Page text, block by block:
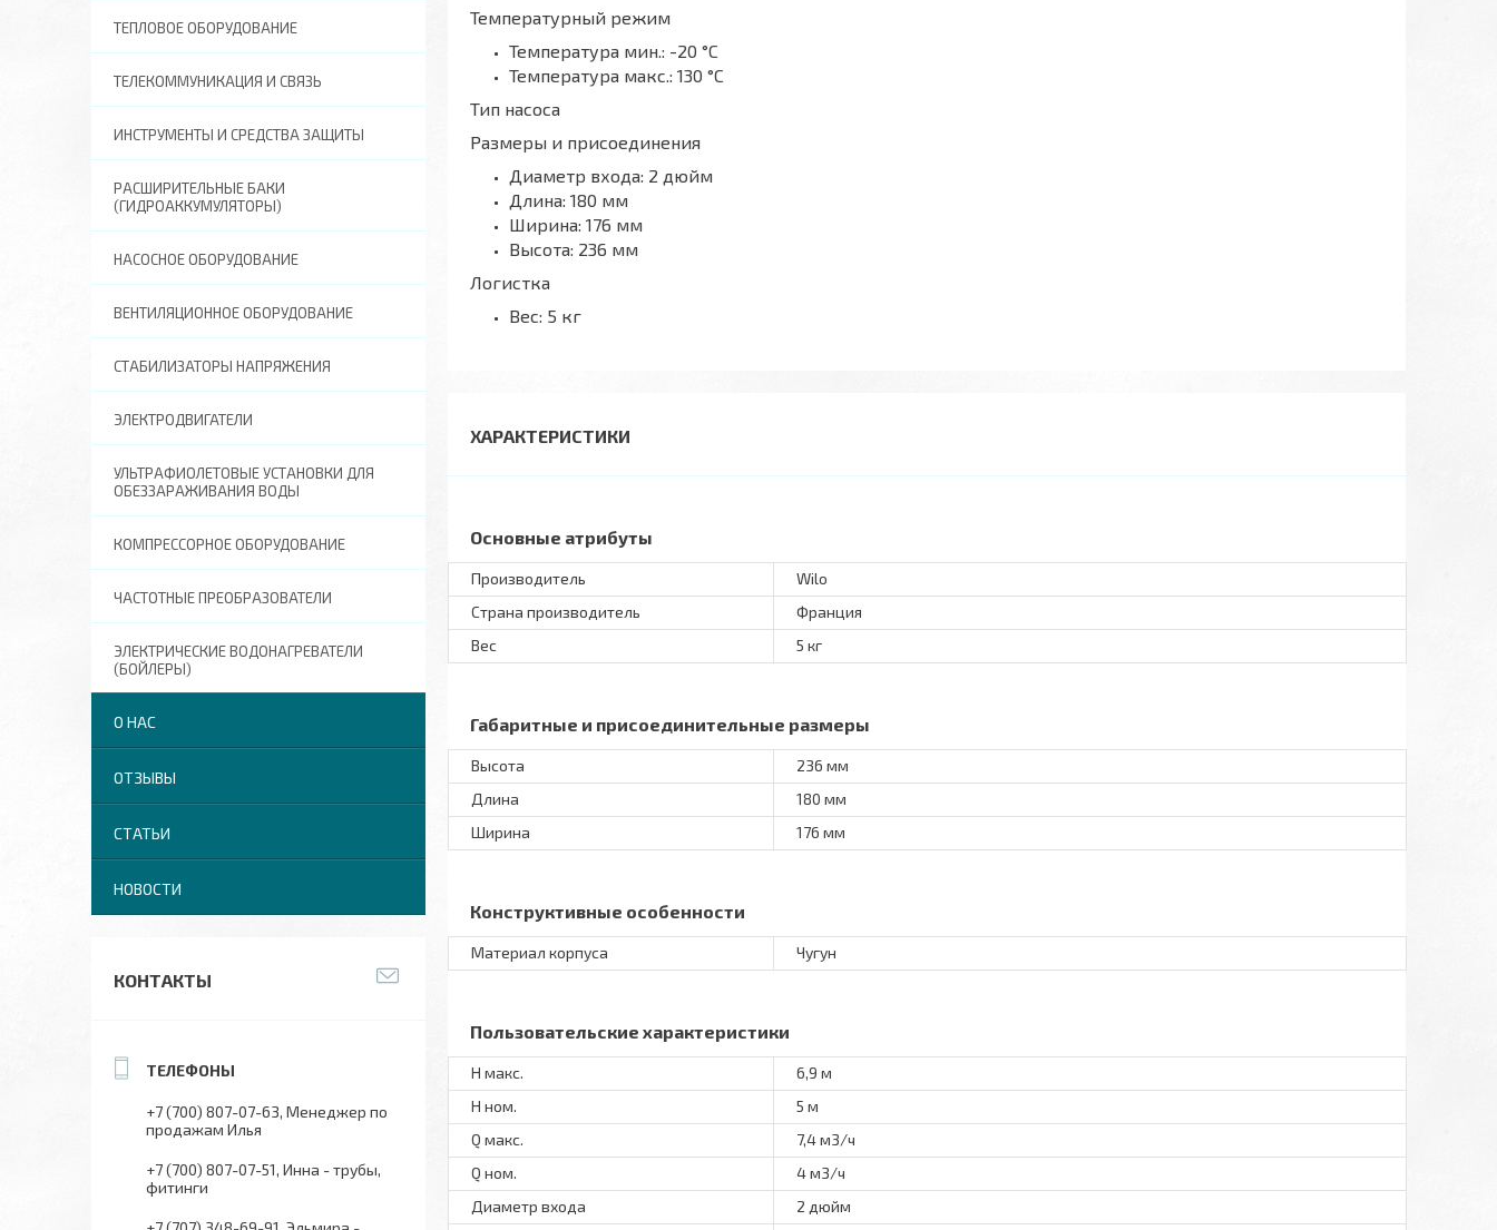
Температурный режим
Температура мин.: -20 °С
Температура макс.: 130 °С
Тип насоса
Размеры и присоединения
Диаметр входа: 2 дюйм
Длина: 180 мм
Ширина: 176 мм
Высота: 236 мм
Логистка
Вес: 5 кг
ХАРАКТЕРИСТИКИ
Основные атрибуты
Производитель
Wilo
Страна производитель
Франция
Вес
5 кг
Габаритные и присоединительные размеры
Высота
236 мм
Длина
180 мм
Ширина
176 мм
Конструктивные особенности
Материал корпуса Чугун
Пользовательские характеристики
H макс.
6,9 м
H ном.
5 м
Q макс.
7,4 м3/ч
Q ном.
4 м3/ч
Диаметр входа
2 дюйм
ТЕПЛОВОЕ ОБОРУДОВАНИЕ
ТЕЛЕКОММУНИКАЦИЯ И СВЯЗЬ
ИНСТРУМЕНТЫ И СРЕДСТВА ЗАЩИТЫ
РАСШИРИТЕЛЬНЫЕ БАКИ
(ГИДРОАККУМУЛЯТОРЫ)
НАСОСНОЕ ОБОРУДОВАНИЕ
ВЕНТИЛЯЦИОННОЕ ОБОРУДОВАНИЕ
СТАБИЛИЗАТОРЫ НАПРЯЖЕНИЯ
ЭЛЕКТРОДВИГАТЕЛИ
УЛЬТРАФИОЛЕТОВЫЕ УСТАНОВКИ ДЛЯ
ОБЕЗЗАРАЖИВАНИЯ ВОДЫ
КОМПРЕССОРНОЕ ОБОРУДОВАНИЕ
ЧАСТОТНЫЕ ПРЕОБРАЗОВАТЕЛИ
ЭЛЕКТРИЧЕСКИЕ ВОДОНАГРЕВАТЕЛИ
(БОЙЛЕРЫ)
О НАС
ОТЗЫВЫ
СТАТЬИ
НОВОСТИ
КОНТАКТЫ
+7 (700) 807-07-63 Менеджер по
продажам Илья
+7 (700) 807-07-51 Инна - трубы,
фитинги